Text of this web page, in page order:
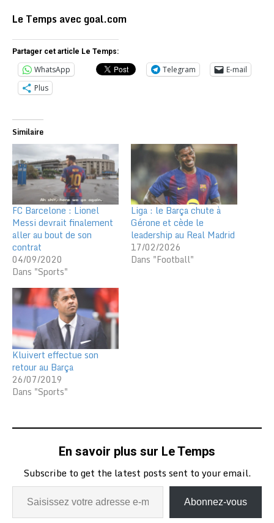
Le Temps avec goal.com
Partager cet article Le Temps:
WhatsApp Telegram
E-mail
Plus
Similaire
FC Barcelone : Lionel
Messi devrait finalement
aller au bout de son
contrat
04/09/2020
Dans "Sports"
Liga : le Barça chute à
Gérone et cède le
leadership au Real Madrid
17/02/2026
Dans "Football"
Kluivert effectue son
retour au Barça
26/07/2019
Dans "Sports"
En savoir plus sur Le Temps
Subscribe to get the latest posts sent to your email.
Abonnez-vous